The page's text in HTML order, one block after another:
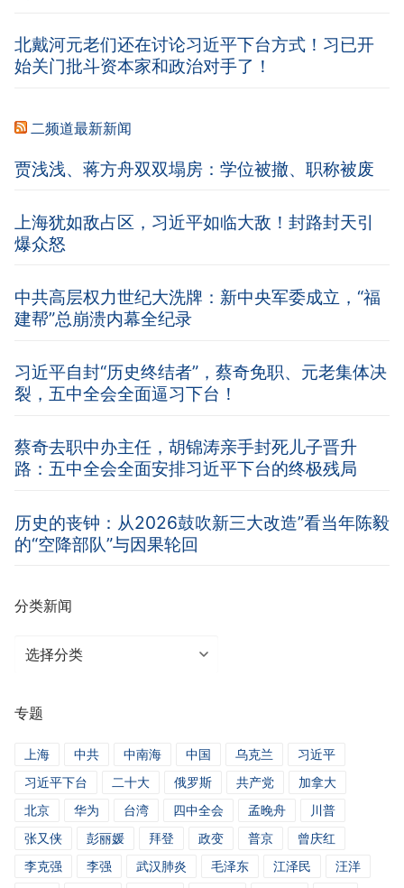
北戴河元老们还在讨论习近平下台方式！习已开
始关门批斗资本家和政治对手了！
二频道最新新闻
贾浅浅、蒋方舟双双塌房：学位被撤、职称被废
上海犹如敌占区，习近平如临大敌！封路封天引
爆众怒
中共高层权力世纪大洗牌：新中央军委成立，“福
建帮”总崩溃内幕全纪录
习近平自封“历史终结者”，蔡奇免职、元老集体决
裂，五中全会全面逼习下台！
蔡奇去职中办主任，胡锦涛亲手封死儿子晋升
路：五中全会全面安排习近平下台的终极残局
历史的丧钟：从2026鼓吹新三大改造”看当年陈毅
的“空降部队”与因果轮回
分类新闻
分
闻
专题
上海 中共 中南海 中国 乌克兰
习近平
习近平下台
二十大 俄罗斯 共产党
加拿大
北京
华为 台湾 四中全会 孟晚舟
川普
张又侠
彭丽媛 拜登 政变 普京
曾庆红
李克强
李强 武汉肺炎 毛泽东 江泽民
汪洋